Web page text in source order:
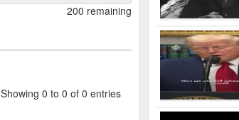
200 remaining
Showing 0 to 0 of 0 entries